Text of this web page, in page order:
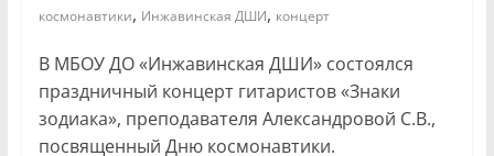
космонавтики, Инжавинская ДШИ, концерт
В МБОУ ДО «Инжавинская ДШИ» состоялся
праздничный концерт гитаристов «Знаки
зодиака», преподавателя Александровой С.В.,
посвященный Дню космонавтики.